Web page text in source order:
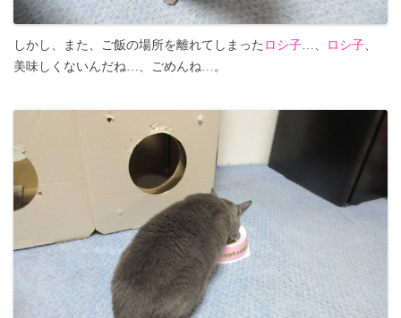
しかし、また、ご飯の場所を離れてしまった ロシ子…、 ロシ子、
美味しくないんだね…、ごめんね…。